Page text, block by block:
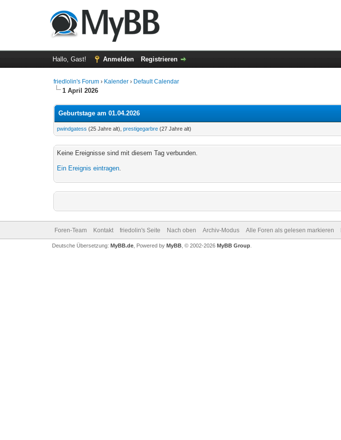
Hallo, Gast! Anmelden Registrieren
friedlolin's Forum › Kalender › Default Calendar
1 April 2026
Geburtstage am 01.04.2026
pwindgatess (25 Jahre alt),prestigegarbre (27 Jahre alt)
Keine Ereignisse sind mit diesem Tag verbunden.
Ein Ereignis eintragen.
Foren-Team Kontakt friedolin's Seite Nach oben Archiv-Modus Alle Foren als gelesen markieren
Deutsche Übersetzung: MyBB.de, Powered by MyBB, © 2002-2026 MyBB Group.